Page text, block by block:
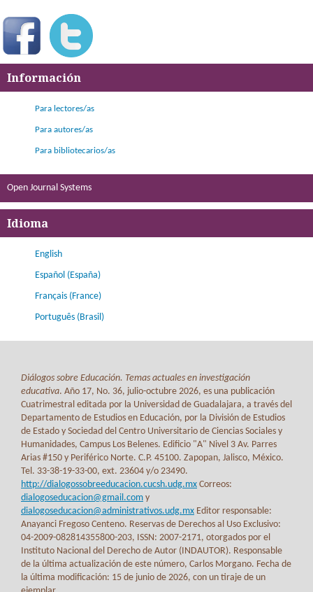
Información
Para lectores/as
Para autores/as
Para bibliotecarios/as
Open Journal Systems
Idioma
English
Español (España)
Français (France)
Português (Brasil)
Diálogos sobre Educación. Temas actuales en investigación
educativa. Año 17, No. 36, julio-octubre 2026, es una publicación
Cuatrimestral editada por la Universidad de Guadalajara, a través del
Departamento de Estudios en Educación, por la División de Estudios
de Estado y Sociedad del Centro Universitario de Ciencias Sociales y
Humanidades, Campus Los Belenes. Edificio "A" Nivel 3 Av. Parres
Arias #150 y Periférico Norte. C.P. 45100. Zapopan, Jalisco, México.
Tel. 33-38-19-33-00, ext. 23604 y/o 23490.
http://dialogossobreeducacion.cucsh.udg.mx Correos:
dialogoseducacion@gmail.com y
dialogoseducacion@administrativos.udg.mx Editor responsable:
Anayanci Fregoso Centeno. Reservas de Derechos al Uso Exclusivo:
04-2009-082814355800-203, ISSN: 2007-2171, otorgados por el
Instituto Nacional del Derecho de Autor (INDAUTOR). Responsable
de la última actualización de este número, Carlos Morgano. Fecha de
la última modificación: 15 de junio de 2026, con un tiraje de un